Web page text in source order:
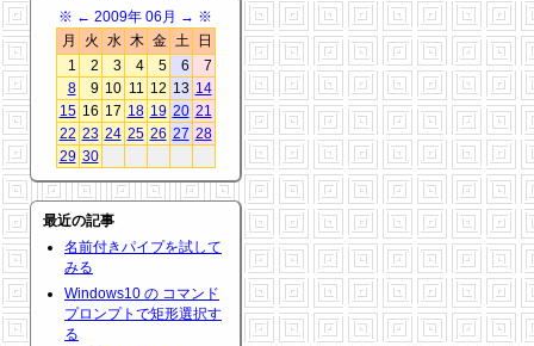
※ ← 2009年 06月 → ※
月
火 水 木 金 土
日
1
2 3 4 5 6
7
8
9 10 11 12 13 14
15 16 17 18 19 20 21
22 23 24 25 26 27 28
29 30
最近の記事
名前付きパイプを試して
みる
Windows10 の コマンド
プロンプトで矩形選択す
る